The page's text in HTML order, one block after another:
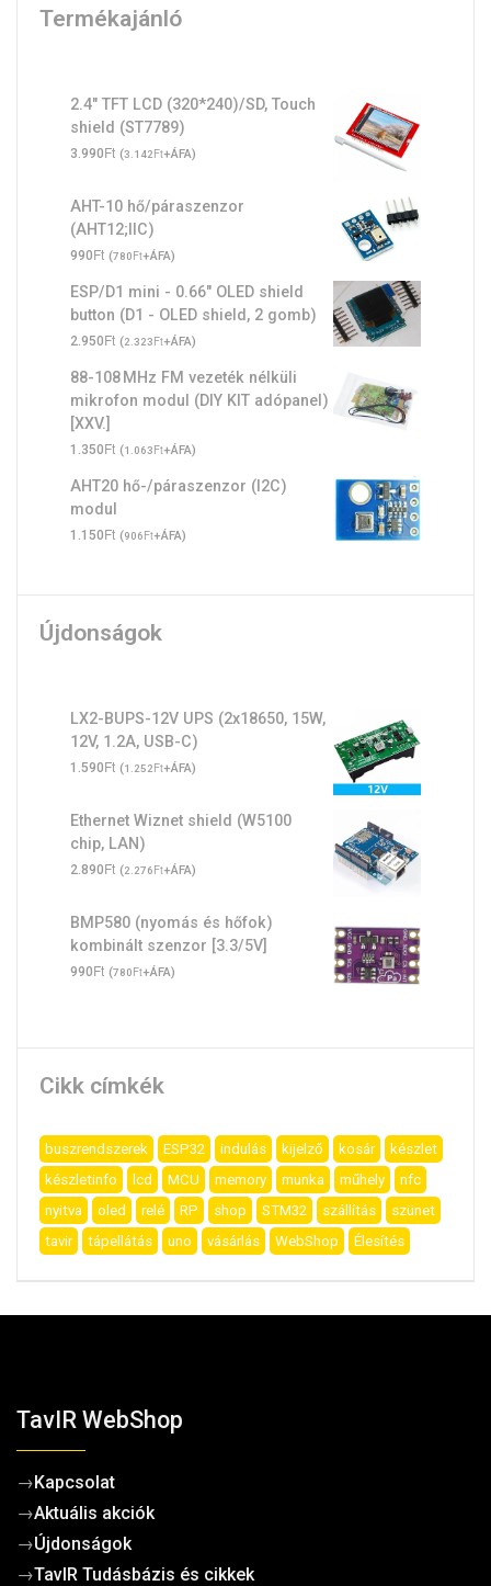
Termékajánló
2.4" TFT LCD (320*240)/SD, Touch
shield (ST7789)
3.990Ft (3.142Ft+ÁFA)
AHT-10 hő/páraszenzor
(AHT12;IIC)
990Ft (780Ft+ÁFA)
ESP/D1 mini - 0.66" OLED shield
button (D1 - OLED shield, 2 gomb)
2.950Ft (2.323Ft+ÁFA)
88-108 MHz FM vezeték nélküli
mikrofon modul (DIY KIT adópanel)
[XXV.]
1.350Ft (1.063Ft+ÁFA)
AHT20 hő-/páraszenzor (I2C)
modul
1.150Ft (906Ft+ÁFA)
Újdonságok
LX2-BUPS-12V UPS (2x18650, 15W,
12V, 1.2A, USB-C)
1.590Ft (1.252Ft+ÁFA)
Ethernet Wiznet shield (W5100
chip, LAN)
2.890Ft (2.276Ft+ÁFA)
BMP580 (nyomás és hőfok)
kombinált szenzor [3.3/5V]
990Ft (780Ft+ÁFA)
Cikk címkék
buszrendszerek ESP32 indulás kijelző kosár
készlet
készletinfo
lcd MCU memory munka műhely
nfc
nyitva
oled relé RP shop STM32 szállítás
szünet
tavir
tápellátás uno vásárlás WebShop Élesítés
TavIR WebShop
→Kapcsolat
→Aktuális akciók
→Újdonságok
→TavIR Tudásbázis és cikkek